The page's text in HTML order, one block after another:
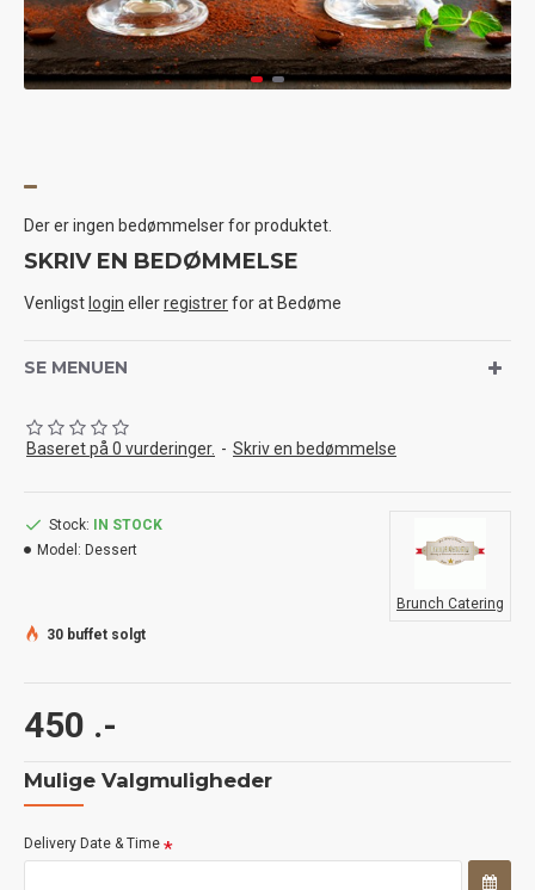
Der er ingen bedømmelser for produktet.
SKRIV EN BEDØMMELSE
Venligst login ellerregistrerfor at Bedøme
SE MENUEN
Baseret på 0 vurderinger. - Skriv en bedømmelse
450 .-
Stock:
IN STOCK
Model: Dessert
Brunch Catering
30 buffet solgt
Mulige Valgmuligheder
Delivery Date & Time